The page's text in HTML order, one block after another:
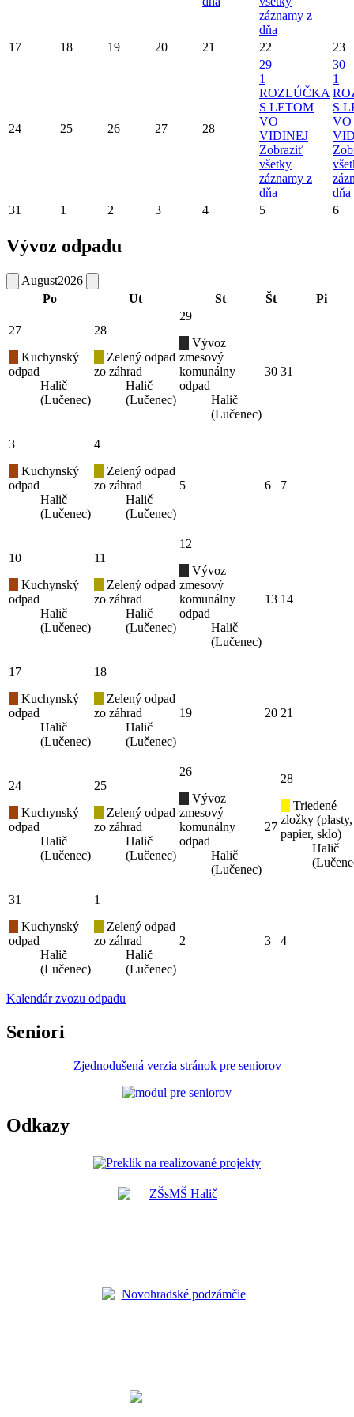
záznamy z
dňa
17 18 19 20 21 22 23
24 25 26 27 28
29
1
ROZLÚČKA
S LETOM
VO
VIDINEJ
Zobraziť
všetky
záznamy z
dňa
30
1
S
VO
dňa
31
1 2 3 4 5 6
Vývoz odpadu
August2026
Po
Ut St Št Pi
27
Kuchynský
odpad
Halič
(Lučenec)
28
Zelený odpad
zo záhrad
Halič
(Lučenec)
29
Vývoz
zmesový
komunálny
odpad
Halič
(Lučenec)
30 31
3
Kuchynský
odpad
Halič
(Lučenec)
4
Zelený odpad
zo záhrad
Halič
(Lučenec)
5 6 7
10
Kuchynský
odpad
Halič
(Lučenec)
11
Zelený odpad
zo záhrad
Halič
(Lučenec)
12
Vývoz
zmesový
komunálny
odpad
Halič
(Lučenec)
13 14
17
Kuchynský
odpad
Halič
(Lučenec)
18
Zelený odpad
zo záhrad
Halič
(Lučenec)
19 20 21
24
Kuchynský
odpad
Halič
(Lučenec)
25
Zelený odpad
zo záhrad
Halič
(Lučenec)
26
Vývoz
zmesový
komunálny
odpad
Halič
(Lučenec)
27
28
Triedené
zložky (plasty,
papier, sklo)
Halič
31
Kuchynský
odpad
Halič
(Lučenec)
1
Zelený odpad
zo záhrad
Halič
(Lučenec)
2 3 4
Kalendár zvozu odpadu
Seniori
Zjednodušená verzia stránok pre seniorov
Odkazy